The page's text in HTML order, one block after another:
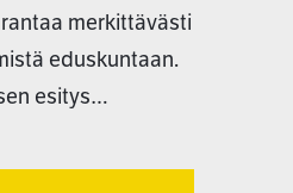
merkittävästi
eduskuntaan.
esitys…